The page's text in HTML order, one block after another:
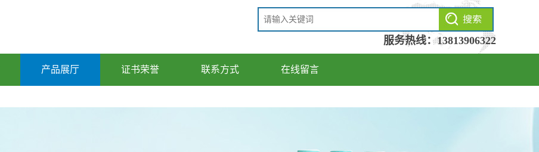
服务热线：13813906322
产品展厅 证书荣誉 联系方式 在线留言